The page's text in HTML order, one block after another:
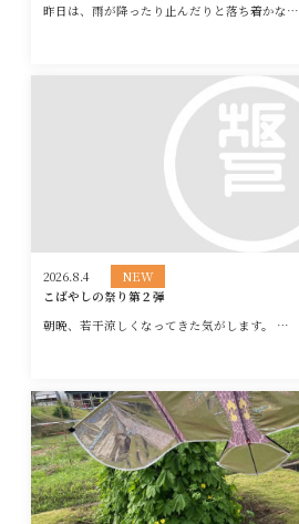
昨日は、雨が降ったり止んだりと落ち着かな…
2026.8.4
こばやしの祭り第２弾
朝晩、若干涼しくなってきた気がします。 …